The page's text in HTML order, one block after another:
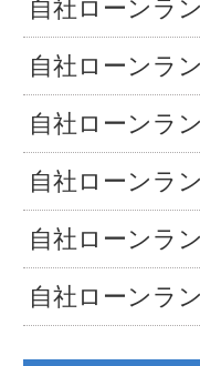
自社ローンラ
自社ローンラ
自社ローンラ
自社ローンラ
自社ローンラ
自社ローンラ